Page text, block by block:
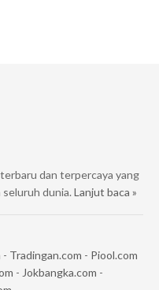
dan terpercaya yang
dunia. Lanjut baca »
- Tradingan.com - Piool.com
- Jokbangka.com -